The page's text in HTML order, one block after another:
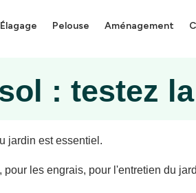
Élagage Pelouse Aménagement
: testez
jardin est essentiel.
les engrais, pour l'entretien du